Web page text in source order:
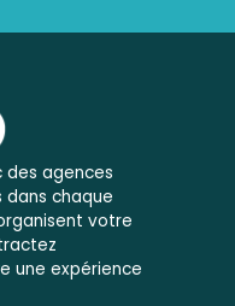
des agences
chaque
votre
une expérience